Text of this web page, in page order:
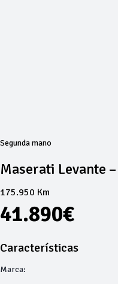
Segunda mano
Maserati Levante
175.950 Km
41.890€
Características
Marca: